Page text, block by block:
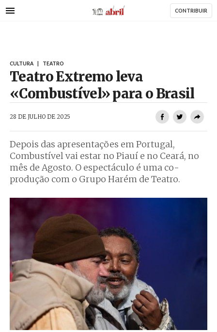
para
AbrilAbril CONTRIBUIR
CULTURA TEATRO
Teatro Extremo leva
«Combustível» para o Brasil
28 DE JULHO DE 2025
Depois das apresentações em Portugal,
Combustível vai estar no Piauí e no Ceará, no
mês de Agosto. O espectáculo é uma co-
produção com o Grupo Harém de Teatro.